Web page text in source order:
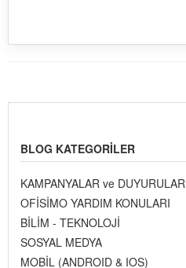
BLOG KATEGORILER
KAMPANYALAR ve DUYURULAR
OFİSİMO YARDIM KONULARI
BİLİM - TEKNOLOJİ
SOSYAL MEDYA
MOBİL (ANDROID & IOS)